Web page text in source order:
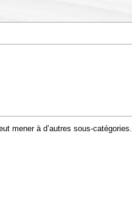
mener à d’autres sous-catégories.